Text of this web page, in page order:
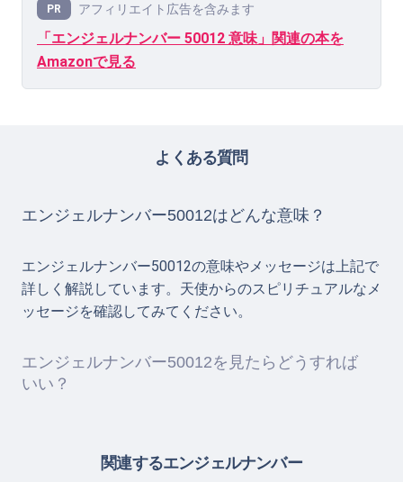
PR アフィリエイト広告を含みます
「エンジェルナンバー 50012 意味」関連の本を
Amazonで見る
よくある質問
エンジェルナンバー50012はどんな意味？
エンジェルナンバー50012の意味やメッセージは上記で
詳しく解説しています。天使からのスピリチュアルなメ
ッセージを確認してみてください。
エンジェルナンバー50012を見たらどうすれば
いい？
関連するエンジェルナンバー